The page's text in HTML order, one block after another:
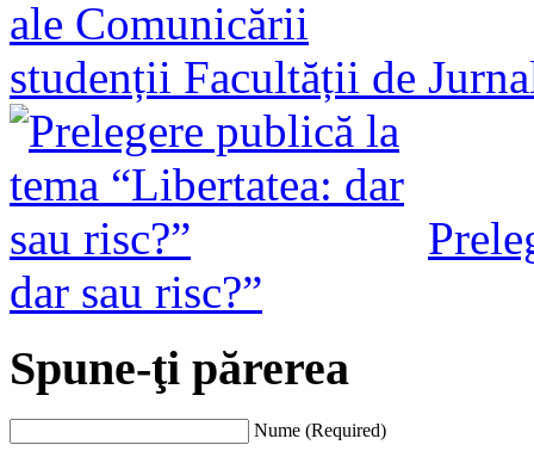
studenții Facultății de
dar sau risc?”
Spune-ţi părerea
Nume (Required)